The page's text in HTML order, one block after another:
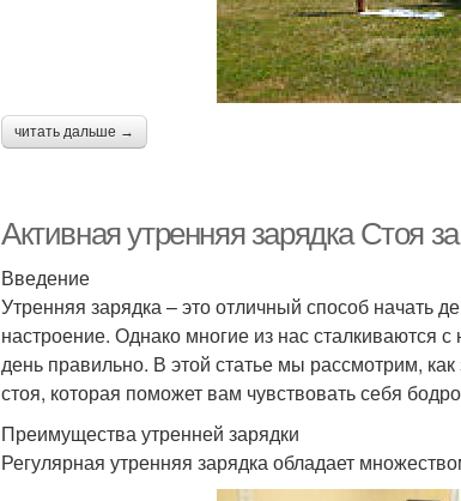
читать дальше →
Активная утренняя зарядка Стоя
Введение
Утренняя зарядка – это отличный способ начать
настроение. Однако многие из нас сталкиваются
день правильно. В этой статье мы рассмотрим,
стоя, которая поможет вам чувствовать себя
Преимущества утренней зарядки
Регулярная утренняя зарядка обладает